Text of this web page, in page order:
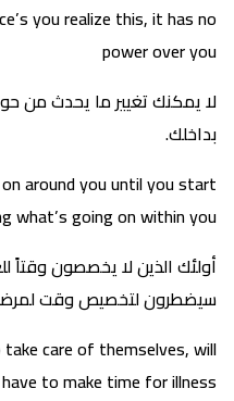
you realize this, it has no
power over you
لا يمكنك تغيير ما يحدث من
بداخلك.
around you until you start
what’s going on within you
أولئك الذين لا يخصصون وقتاً
سيضطرون لتخصيص وقت
care of themselves, will
to make time for illness